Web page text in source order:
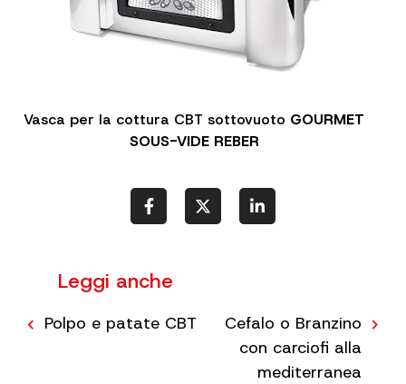
Vasca per la cottura CBT sottovuoto GOURMET
SOUS-VIDE REBER
Leggi anche
Navigazione
Polpo e patate CBT
Cefalo o Branzino
con carciofi alla
mediterranea